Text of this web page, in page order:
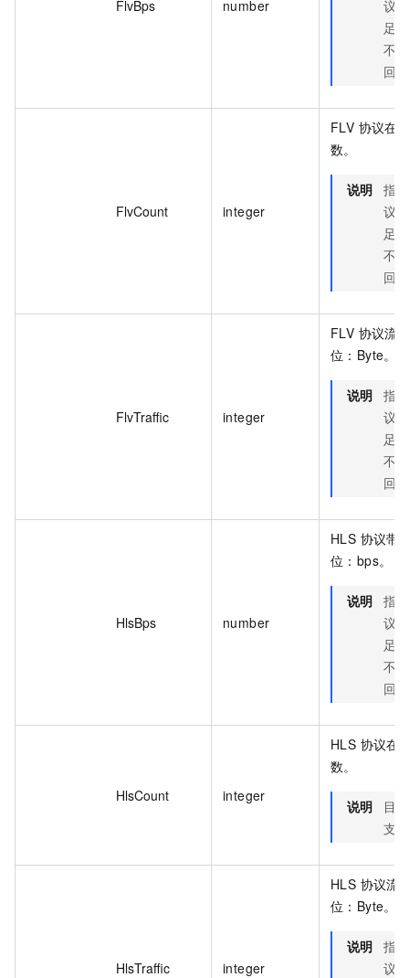
FlvBps number
议
足
不返
回。
FlvCount integer
FLV 协议在
数。
说明 指
议
足
不返
回。
FlvTraffic integer
FLV 协议流
位：Byte。
说明 指
议
足
不返
回。
HlsBps number
HLS 协议带
位：bps。
说明 指
议
足
不返
回。
HlsCount integer
HLS 协议在
数。
说明
目
支
HlsTraffic integer
HLS 协议流
位：Byte。
说明 指
议